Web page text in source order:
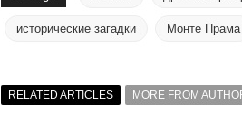
исторические загадки Монте Прама
RELATED ARTICLES MORE FROM